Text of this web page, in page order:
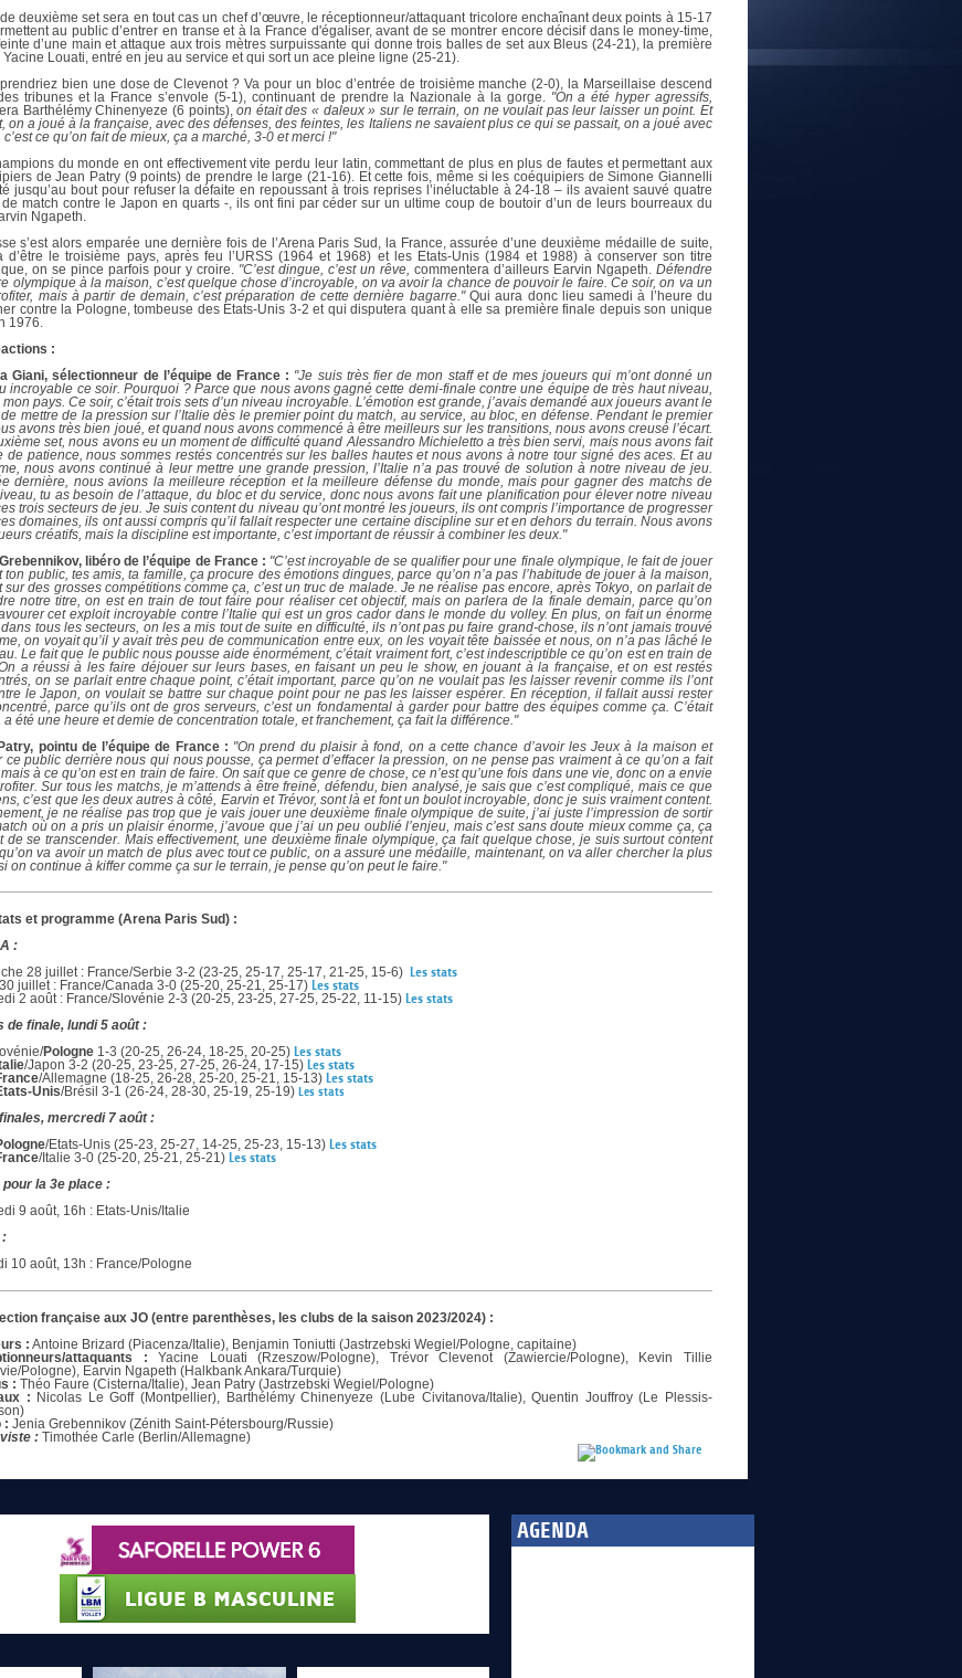
deuxième set sera en tout cas un chef d’œuvre, le réceptionneur/attaquant tricolore enchaînant deux points à 15-17
au public d’entrer en transe et à la France d'égaliser, avant de se montrer encore décisif dans le money-time,
d’une main et attaque aux trois mètres surpuissante qui donne trois balles de set aux Bleus (24-21), la première
Yacine Louati, entré en jeu au service et qui sort un ace pleine ligne (25-21).
bien une dose de Clevenot ? Va pour un bloc d’entrée de troisième manche (2-0), la Marseillaise descend
tribunes et la France s’envole (5-1), continuant de prendre la Nazionale à la gorge. "On a été hyper agressifs,
Barthélémy Chinenyeze (6 points),on était des « daleux » sur le terrain, on ne voulait pas leur laisser un point. Et
on a joué à la française, avec des défenses, des feintes, les Italiens ne savaient plus ce qui se passait, on a joué avec
c’est ce qu’on fait de mieux, ça a marché, 3-0 et merci !"
du monde en ont effectivement vite perdu leur latin, commettant de plus en plus de fautes et permettant aux
de Jean Patry (9 points) de prendre le large (21-16). Et cette fois, même si les coéquipiers de Simone Giannelli
jusqu’au bout pour refuser la défaite en repoussant à trois reprises l’inéluctable à 24-18 – ils avaient sauvé quatre
match contre le Japon en quarts -, ils ont fini par céder sur un ultime coup de boutoir d’un de leurs bourreaux du
Ngapeth.
s’est alors emparée une dernière fois de l’Arena Paris Sud, la France, assurée d’une deuxième médaille de suite,
d’être le troisième pays, après feu l’URSS (1964 et 1968) et les Etats-Unis (1984 et 1988) à conserver son titre
on se pince parfois pour y croire. "C’est dingue, c’est un rêve, commentera d’ailleurs Earvin Ngapeth. Défendre
olympique à la maison, c’est quelque chose d’incroyable, on va avoir la chance de pouvoir le faire. Ce soir, on va un
mais à partir de demain, c’est préparation de cette dernière bagarre."Qui aura donc lieu samedi à l’heure du
contre la Pologne, tombeuse des Etats-Unis 3-2 et qui disputera quant à elle sa première finale depuis son unique
1976.
:
Giani, sélectionneur de l’équipe de France : "Je suis très fier de mon staff et de mes joueurs qui m’ont donné un
incroyable ce soir. Pourquoi ? Parce que nous avons gagné cette demi-finale contre une équipe de très haut niveau,
mon pays. Ce soir, c’était trois sets d’un niveau incroyable. L’émotion est grande, j’avais demandé aux joueurs avant le
mettre de la pression sur l’Italie dès le premier point du match, au service, au bloc, en défense. Pendant le premier
avons très bien joué, et quand nous avons commencé à être meilleurs sur les transitions, nous avons creusé l’écart.
set, nous avons eu un moment de difficulté quand Alessandro Michieletto a très bien servi, mais nous avons fait
de patience, nous sommes restés concentrés sur les balles hautes et nous avons à notre tour signé des aces. Et au
nous avons continué à leur mettre une grande pression, l’Italie n’a pas trouvé de solution à notre niveau de jeu.
dernière, nous avions la meilleure réception et la meilleure défense du monde, mais pour gagner des matchs de
tu as besoin de l’attaque, du bloc et du service, donc nous avons fait une planification pour élever notre niveau
trois secteurs de jeu. Je suis content du niveau qu’ont montré les joueurs, ils ont compris l’importance de progresser
domaines, ils ont aussi compris qu’il fallait respecter une certaine discipline sur et en dehors du terrain. Nous avons
créatifs, mais la discipline est importante, c’est important de réussir à combiner les deux."
libéro de l’équipe de France : "C’est incroyable de se qualifier pour une finale olympique, le fait de jouer
ton public, tes amis, ta famille, ça procure des émotions dingues, parce qu’on n’a pas l’habitude de jouer à la maison,
sur des grosses compétitions comme ça, c’est un truc de malade. Je ne réalise pas encore, après Tokyo, on parlait de
notre titre, on est en train de tout faire pour réaliser cet objectif, mais on parlera de la finale demain, parce qu’on
cet exploit incroyable contre l’Italie qui est un gros cador dans le monde du volley. En plus, on fait un énorme
tous les secteurs, on les a mis tout de suite en difficulté, ils n’ont pas pu faire grand-chose, ils n’ont jamais trouvé
on voyait qu’il y avait très peu de communication entre eux, on les voyait tête baissée et nous, on n’a pas lâché le
Le fait que le public nous pousse aide énormément, c’était vraiment fort, c’est indescriptible ce qu’on est en train de
a réussi à les faire déjouer sur leurs bases, en faisant un peu le show, en jouant à la française, et on est restés
on se parlait entre chaque point, c’était important, parce qu’on ne voulait pas les laisser revenir comme ils l’ont
le Japon, on voulait se battre sur chaque point pour ne pas les laisser espérer. En réception, il fallait aussi rester
parce qu’ils ont de gros serveurs, c’est un fondamental à garder pour battre des équipes comme ça. C’était
a été une heure et demie de concentration totale, et franchement, ça fait la différence."
pointu de l’équipe de France : "On prend du plaisir à fond, on a cette chance d’avoir les Jeux à la maison et
ce public derrière nous qui nous pousse, ça permet d’effacer la pression, on ne pense pas vraiment à ce qu’on a fait
à ce qu’on est en train de faire. On sait que ce genre de chose, ce n’est qu’une fois dans une vie, donc on a envie
Sur tous les matchs, je m’attends à être freiné, défendu, bien analysé, je sais que c’est compliqué, mais ce que
c’est que les deux autres à côté, Earvin et Trévor, sont là et font un boulot incroyable, donc je suis vraiment content.
je ne réalise pas trop que je vais jouer une deuxième finale olympique de suite, j’ai juste l’impression de sortir
où on a pris un plaisir énorme, j’avoue que j’ai un peu oublié l’enjeu, mais c’est sans doute mieux comme ça, ça
de se transcender. Mais effectivement, une deuxième finale olympique, ça fait quelque chose, je suis surtout content
va avoir un match de plus avec tout ce public, on a assuré une médaille, maintenant, on va aller chercher la plus
on continue à kiffer comme ça sur le terrain, je pense qu’on peut le faire."
et programme (Arena Paris Sud) :
:
28 juillet : France/Serbie 3-2 (23-25, 25-17, 25-17, 21-25, 15-6) Les stats
juillet : France/Canada 3-0 (25-20, 25-21, 25-17) Les stats
2 août : France/Slovénie 2-3 (20-25, 23-25, 27-25, 25-22, 11-15) Les stats
de finale, lundi 5 août:
Pologne 1-3 (20-25, 26-24, 18-25, 20-25) Les stats
/Japon 3-2 (20-25, 23-25, 27-25, 26-24, 17-15) Les stats
/Allemagne (18-25, 26-28, 25-20, 25-21, 15-13) Les stats
Unis/Brésil 3-1 (26-24, 28-30, 25-19, 25-19) Les stats
mercredi 7 août :
/Etats-Unis (25-23, 25-27, 14-25, 25-23, 15-13) Les stats
/Italie 3-0 (25-20, 25-21, 25-21) Les stats
pour la 3e place :
9 août, 16h : Etats-Unis/Italie
:
10 août, 13h : France/Pologne
française aux JO (entre parenthèses, les clubs de la saison 2023/2024) :
: Antoine Brizard (Piacenza/Italie), Benjamin Toniutti (Jastrzebski Wegiel/Pologne, capitaine)
attaquants : Yacine Louati (Rzeszow/Pologne), Trévor Clevenot (Zawiercie/Pologne), Kevin Tillie
Pologne), Earvin Ngapeth (Halkbank Ankara/Turquie)
: Théo Faure (Cisterna/Italie), Jean Patry (Jastrzebski Wegiel/Pologne)
: Nicolas Le Goff (Montpellier), Barthélémy Chinenyeze (Lube Civitanova/Italie), Quentin Jouffroy (Le Plessis-
: Jenia Grebennikov (Zénith Saint-Pétersbourg/Russie)
: Timothée Carle (Berlin/Allemagne)
AGENDA